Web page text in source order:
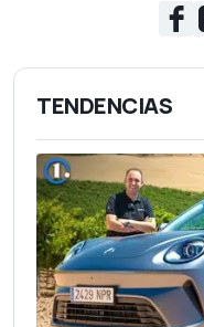
TENDENCIAS